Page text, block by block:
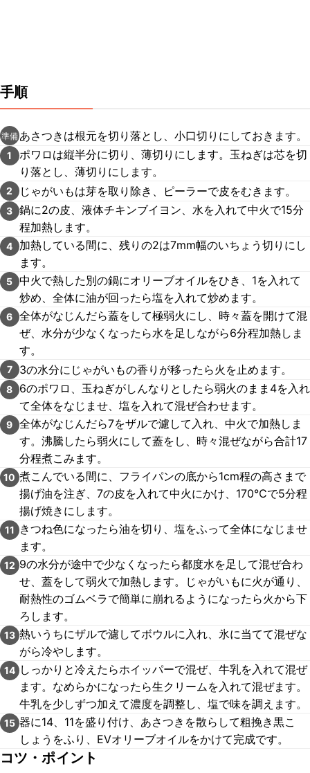
手順
準備 あさつきは根元を切り落とし、小口切りにしておきます。
1
ポワロは縦半分に切り、薄切りにします。玉ねぎは芯を切
り落とし、薄切りにします。
2 じゃがいもは芽を取り除き、ピーラーで皮をむきます。
3 鍋に2の皮、液体チキンブイヨン、水を入れて中火で15分
程加熱します。
4
加熱している間に、残りの2は7mm幅のいちょう切りにし
ます。
5 中火で熱した別の鍋にオリーブオイルをひき、1を入れて
炒め、全体に油が回ったら塩を入れて炒めます。
6 全体がなじんだら蓋をして極弱火にし、時々蓋を開けて混
ぜ、水分が少なくなったら水を足しながら6分程加熱しま
す。
7 3の水分にじゃがいもの香りが移ったら火を止めます。
8
6のポワロ、玉ねぎがしんなりとしたら弱火のまま4を入れ
て全体をなじませ、塩を入れて混ぜ合わせます。
9 全体がなじんだら7をザルで濾して入れ、中火で加熱しま
す。沸騰したら弱火にして蓋をし、時々混ぜながら合計17
分程煮こみます。
10 煮こんでいる間に、フライパンの底から1cm程の高さまで
揚げ油を注ぎ、7の皮を入れて中火にかけ、170℃で5分程
揚げ焼きにします。
11 きつね色になったら油を切り、塩をふって全体になじませ
ます。
12 9の水分が途中で少なくなったら都度水を足して混ぜ合わ
せ、蓋をして弱火で加熱します。じゃがいもに火が通り、
耐熱性のゴムベラで簡単に崩れるようになったら火から下
ろします。
13 熱いうちにザルで濾してボウルに入れ、氷に当てて混ぜな
がら冷やします。
14 しっかりと冷えたらホイッパーで混ぜ、牛乳を入れて混ぜ
ます。なめらかになったら生クリームを入れて混ぜます。
牛乳を少しずつ加えて濃度を調整し、塩で味を調えます。
15 器に14、11を盛り付け、あさつきを散らして粗挽き黒こ
しょうをふり、EVオリーブオイルをかけて完成です。
コツ・ポイント